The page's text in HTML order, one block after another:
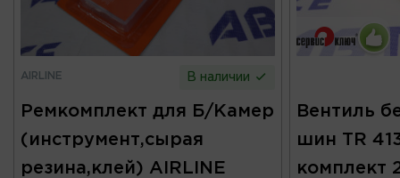
AIRLINE В наличии
Ремкомплект для Б/Камер
(инструмент,сырая
резина,клей) AIRLINE
Вентиль
шин TR
комплект